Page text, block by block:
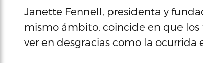
Janette Fennell, presidenta y
mismo ámbito, coincide en que
ver en desgracias como la